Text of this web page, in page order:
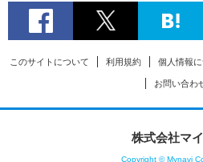
このサイトについて 利用規約 個人情報
お問い合わ
株式会社マ
Copyright © Mynavi